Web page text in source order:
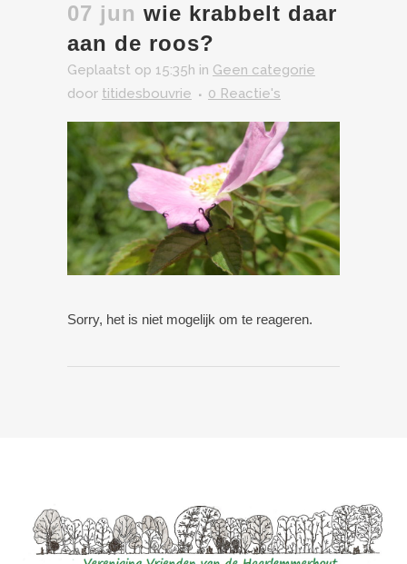
07 jun wie krabbelt daar
aan de roos?
Geplaatst op 15:35h in Geen categorie
door titidesbouvrie 0 Reactie's
Sorry, het is niet mogelijk om te reageren.